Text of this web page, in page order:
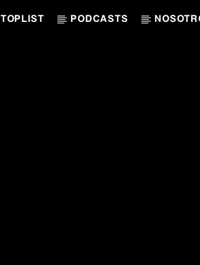
TOPLIST PODCASTS